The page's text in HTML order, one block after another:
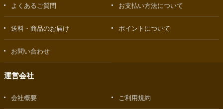
よくあるご質問 お支払い方法について
送料・商品のお届け ポイントについて
お問い合わせ
運営会社
会社概要 ご利用規約